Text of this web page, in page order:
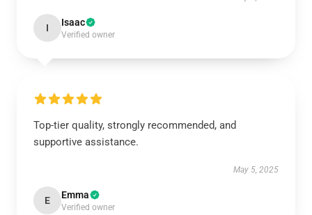
I Isaac
Verified owner
Top-tier quality, strongly recommended, and
supportive assistance.
May 5, 2025
E Emma
Verified owner